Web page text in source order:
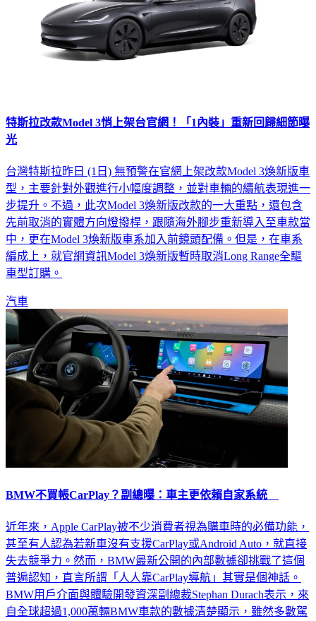
特斯拉改款Model 3悄上架台官網！「1內裝」重新回歸細節曝
光
台灣特斯拉昨日 (1日) 無預警在官網上架改款Model 3煥新版車
型，主要針對外觀進行小幅度調整，並對車輛的續航表現進一
步提升。不過，此次Model 3煥新版改款的一大重點，還包含
先前取消的實體方向燈撥桿，跟隨海外腳步重新導入至車款當
中，更在Model 3煥新版車系加入前鏡頭配備。但是，在車系
編成上，就官網資訊Model 3煥新版暫時取消Long Range全驅
車型訂購。
汽車
BMW不買帳CarPlay？副總曝：車主更依賴自家系統
近年來，Apple CarPlay被不少消費者視為購車時的必備功能，
甚至有人認為若新車沒有支援CarPlay或Android Auto，就直接
失去競爭力。然而，BMW最新公開的內部數據卻挑戰了這個
普遍認知，直言所謂「人人靠CarPlay導航」其實是個神話。
BMW用戶介面與體驗開發資深副總裁Stephan Durach表示，來
自全球超過1,000萬輛BMW車款的數據清楚顯示，雖然多數駕